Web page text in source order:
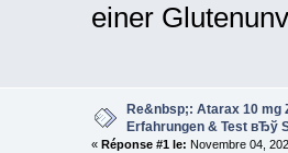
einer
Re&nbsp;: Atarax 10 mg
Erfahrungen & Test вЂў
« Réponse #1 le: Novembre 04,